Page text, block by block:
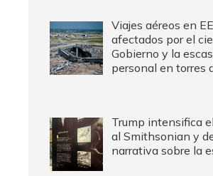
Viajes aéreos en
afectados por el
Gobierno y la
personal en torres
Trump intensifica
al Smithsonian y
narrativa sobre la